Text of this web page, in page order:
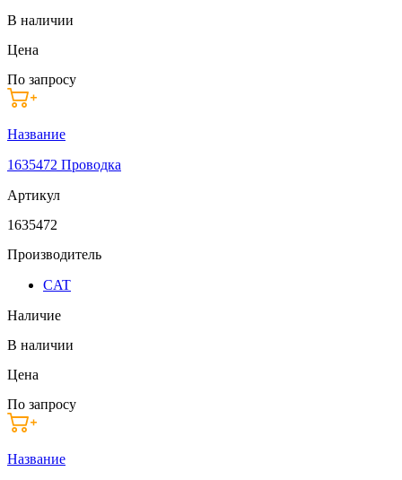
В наличии
Цена
По запросу
Название
1635472 Проводка
Артикул
1635472
Производитель
CAT
Наличие
В наличии
Цена
По запросу
Название